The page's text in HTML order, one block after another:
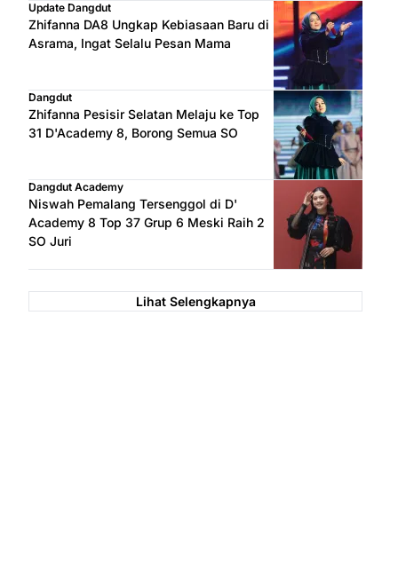
Update Dangdut
Zhifanna DA8 Ungkap Kebiasaan Baru di
Asrama, Ingat Selalu Pesan Mama
Dangdut
Zhifanna Pesisir Selatan Melaju ke Top
31 D'Academy 8, Borong Semua SO
Dangdut Academy
Niswah Pemalang Tersenggol di D'
Academy 8 Top 37 Grup 6 Meski Raih 2
SO Juri
Lihat Selengkapnya